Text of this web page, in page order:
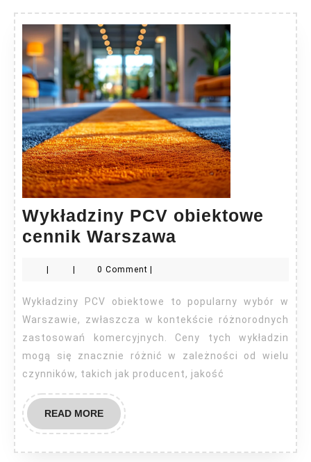
Wykładziny PCV obiektowe
cennik Warszawa
cennik
Warszawa
| | 0 Comment |
Wykładziny PCV obiektowe to popularny wybór w
Warszawie, zwłaszcza w kontekście różnorodnych
zastosowań komercyjnych. Ceny tych wykładzin
mogą się znacznie różnić w zależności od wielu
czynników, takich jak producent, jakość
READ MOREREAD
MORE